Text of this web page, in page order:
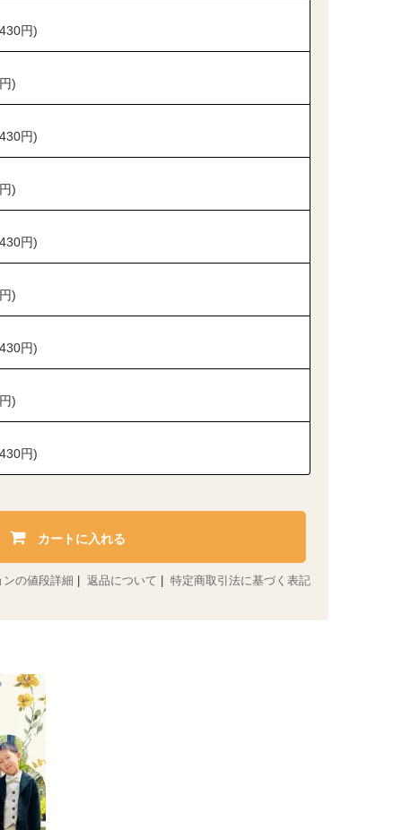
円)
)
円)
)
円)
)
円)
)
円)
カートに入れる
ンの値段詳細 返品について 特定商取引法に基づく表記